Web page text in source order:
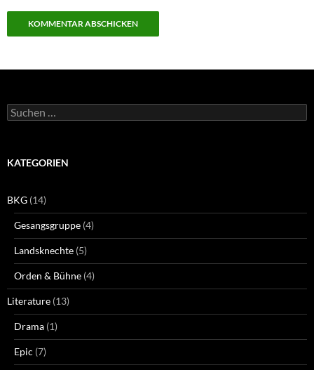
Suchen
nach:
KATEGORIEN
BKG (14)
Gesangsgruppe (4)
Landsknechte (5)
Orden & Bühne (4)
Literature (13)
Drama (1)
Epic (7)